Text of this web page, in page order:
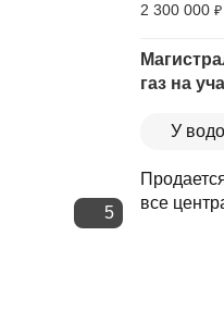
5
2 300 000 ₽
газ на
У
все